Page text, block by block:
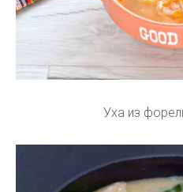
Уха из